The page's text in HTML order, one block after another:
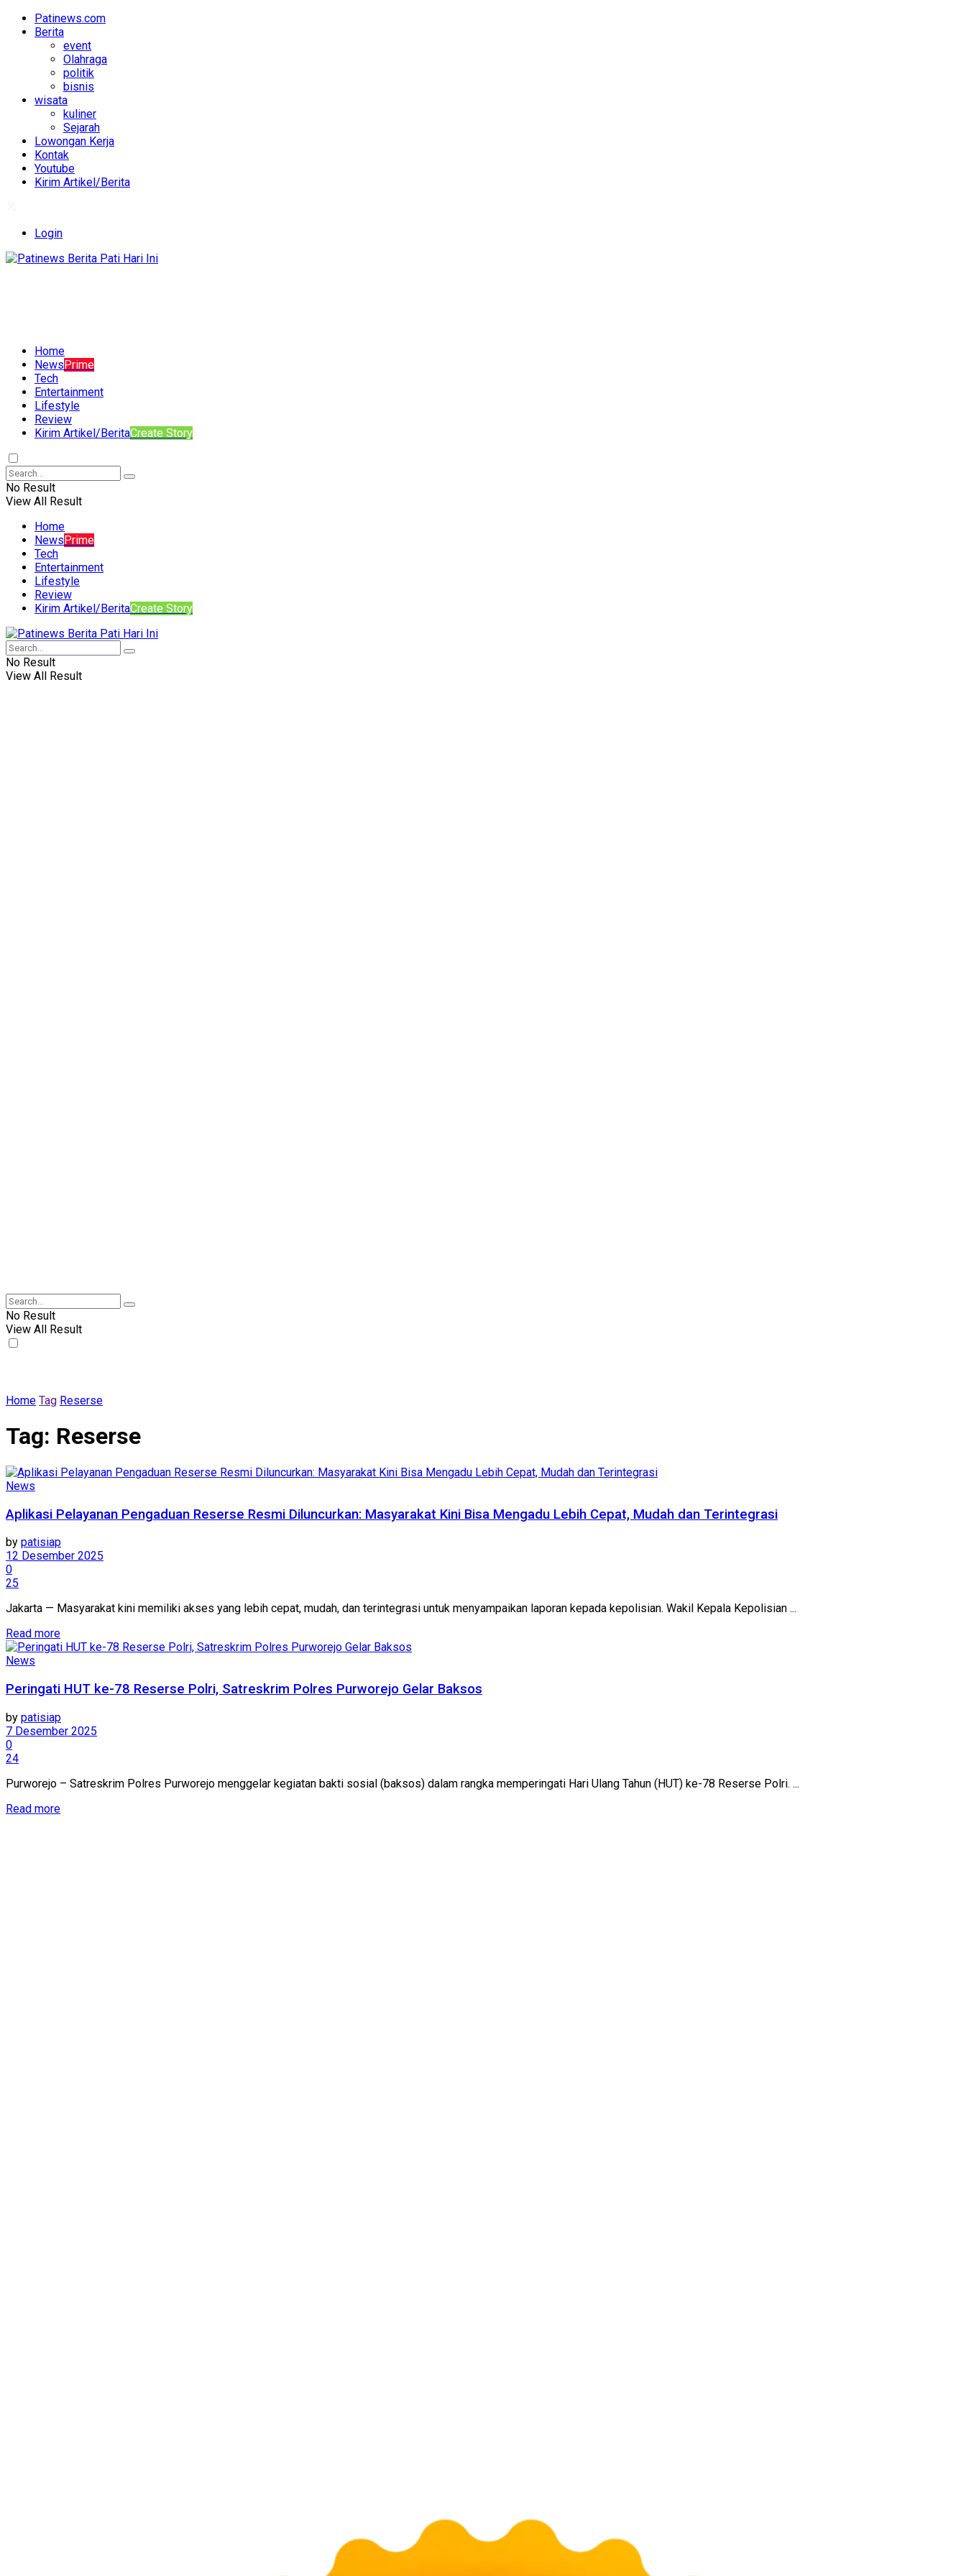
Patinews.com
Berita
event
Olahraga
politik
bisnis
wisata
kuliner
Sejarah
Lowongan Kerja
Kontak
Youtube
Kirim Artikel/Berita
Login
Home
NewsPrime
Tech
Entertainment
Lifestyle
Review
Kirim Artikel/BeritaCreate Story
No Result
View All Result
Home
NewsPrime
Tech
Entertainment
Lifestyle
Review
Kirim Artikel/BeritaCreate Story
No Result
View All Result
No Result
View All Result
Home Tag Reserse
Tag: Reserse
News
Aplikasi Pelayanan Pengaduan Reserse Resmi Diluncurkan: Masyarakat Kini Bisa Mengadu Lebih Cepat, Mudah dan Terintegrasi
by patisiap
12 Desember 2025
0
25
Jakarta — Masyarakat kini memiliki akses yang lebih cepat, mudah, dan terintegrasi untuk menyampaikan laporan kepada kepolisian. Wakil Kepala Kepolisian ...
Read moreDetails
News
Peringati HUT ke-78 Reserse Polri, Satreskrim Polres Purworejo Gelar Baksos
by patisiap
7 Desember 2025
0
24
Purworejo – Satreskrim Polres Purworejo menggelar kegiatan bakti sosial (baksos) dalam rangka memperingati Hari Ulang Tahun (HUT) ke-78 Reserse Polri. ...
Read moreDetails